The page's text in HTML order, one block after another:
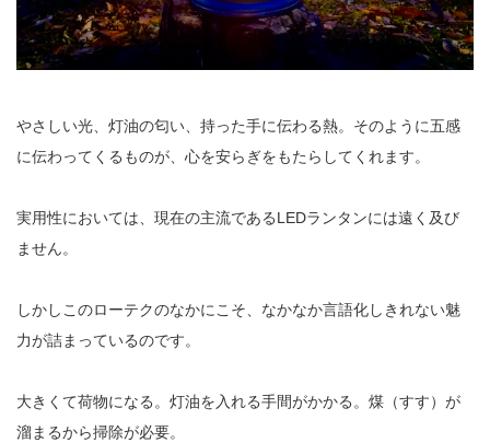
やさしい光、灯油の匂い、持った手に伝わる熱。そのように五感
に伝わってくるものが、心を安らぎをもたらしてくれます。
実用性においては、現在の主流であるLEDランタンには遠く及び
ません。
しかしこのローテクのなかにこそ、なかなか言語化しきれない魅
力が詰まっているのです。
大きくて荷物になる。灯油を入れる手間がかかる。煤（すす）が
溜まるから掃除が必要。